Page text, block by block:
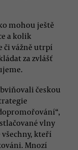
mohou ještě
a kolik
či vážně utrpí
za zvlášť
českou
vlny
kteří
Mnozí